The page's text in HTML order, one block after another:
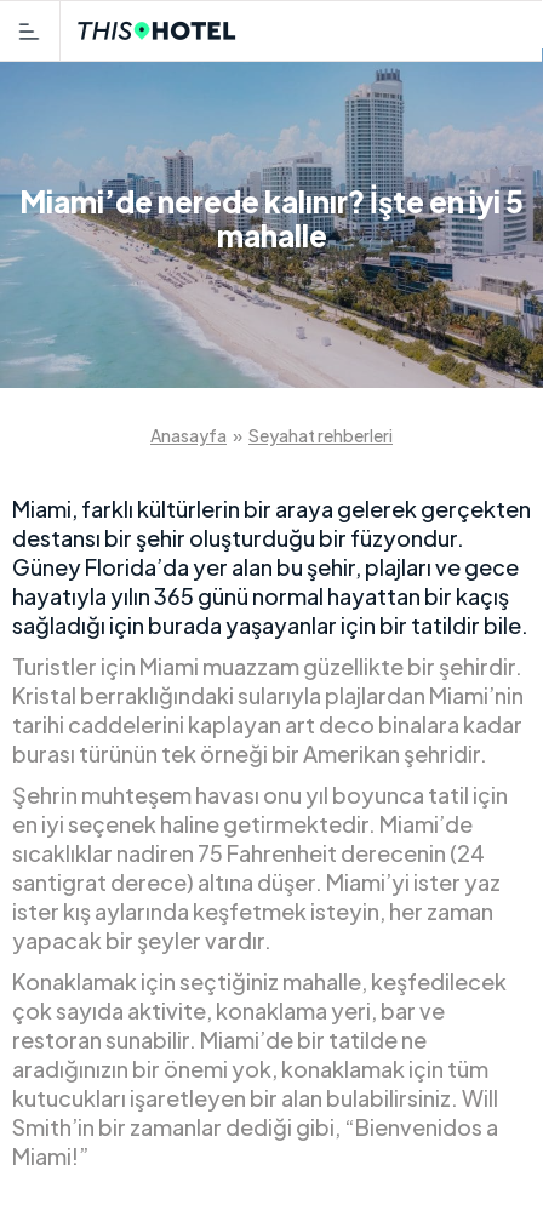
Miami’de nerede kalınır? İşte en iyi 5
mahalle
Anasayfa » Seyahat rehberleri
Miami, farklı kültürlerin bir araya gelerek gerçekten
destansı bir şehir oluşturduğu bir füzyondur.
Güney Florida’da yer alan bu şehir, plajları ve gece
hayatıyla yılın 365 günü normal hayattan bir kaçış
sağladığı için burada yaşayanlar için bir tatildir bile.
Turistler için Miami muazzam güzellikte bir şehirdir.
Kristal berraklığındaki sularıyla plajlardan Miami’nin
tarihi caddelerini kaplayan art deco binalara kadar
burası türünün tek örneği bir Amerikan şehridir.
Şehrin muhteşem havası onu yıl boyunca tatil için
en iyi seçenek haline getirmektedir. Miami’de
sıcaklıklar nadiren 75 Fahrenheit derecenin (24
santigrat derece) altına düşer. Miami’yi ister yaz
ister kış aylarında keşfetmek isteyin, her zaman
yapacak bir şeyler vardır.
Konaklamak için seçtiğiniz mahalle, keşfedilecek
çok sayıda aktivite, konaklama yeri, bar ve
restoran sunabilir. Miami’de bir tatilde ne
aradığınızın bir önemi yok, konaklamak için tüm
kutucukları işaretleyen bir alan bulabilirsiniz. Will
Smith’in bir zamanlar dediği gibi, “Bienvenidos a
Miami!”